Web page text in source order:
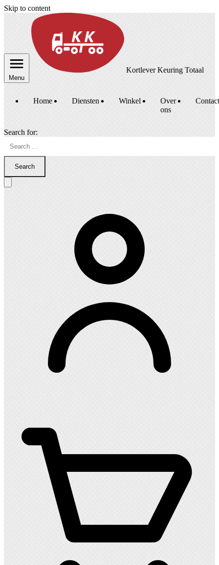
Skip to content
Menu
Kortlever Keuring Totaal
Home Diensten Winkel
Over
ons
Contact
Search for:
Search